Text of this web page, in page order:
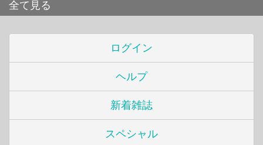
全て見る
ログイン
ヘルプ
新着雑誌
スペシャル